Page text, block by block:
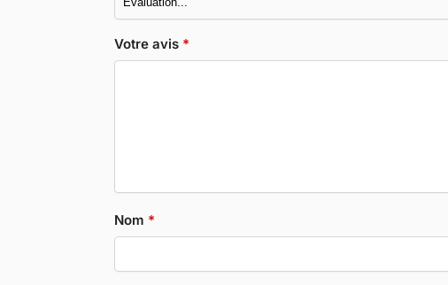
Votre avis *
Nom *